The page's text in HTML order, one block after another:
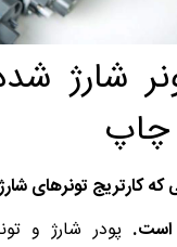
شارژ
که کارتریج تونرهای
پودر شارژ و